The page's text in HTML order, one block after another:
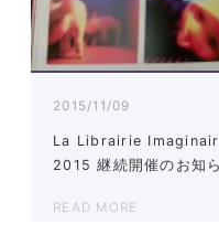
2015/11/09
La Librairie
2015 継続開催のお知
READ MORE